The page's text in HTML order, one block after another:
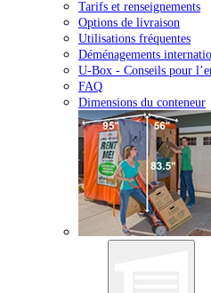
Tarifs et renseignements
Options de livraison
Utilisations fréquentes
Déménagements
U-Box - Conseils pour
FAQ
Dimensions du conteneur